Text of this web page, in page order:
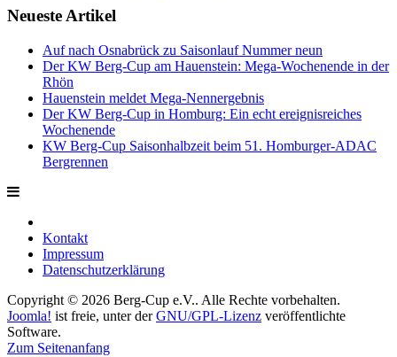
Neueste Artikel
Auf nach Osnabrück zu Saisonlauf Nummer neun
Der KW Berg-Cup am Hauenstein: Mega-Wochenende in der
Rhön
Hauenstein meldet Mega-Nennergebnis
Der KW Berg-Cup in Homburg: Ein echt ereignisreiches
Wochenende
KW Berg-Cup Saisonhalbzeit beim 51. Homburger-ADAC
Bergrennen
Kontakt
Impressum
Datenschutzerklärung
Copyright © 2026 Berg-Cup e.V.. Alle Rechte vorbehalten.
Joomla! ist freie, unter derGNU/GPL-Lizenz veröffentlichte
Software.
Zum Seitenanfang